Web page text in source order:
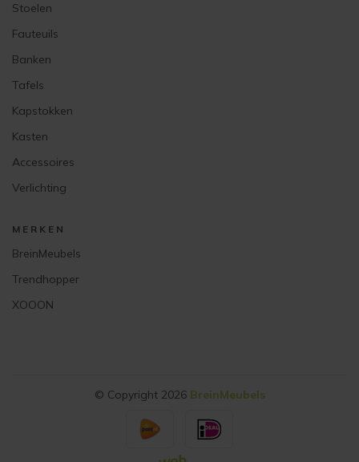
Stoelen
Fauteuils
Banken
Tafels
Kapstokken
Kasten
Accessoires
Verlichting
MERKEN
BreinMeubels
Trendhopper
XOOON
© Copyright 2026 BreinMeubels